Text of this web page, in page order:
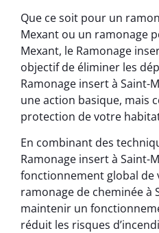
Que ce soit pour un
Mexant ou un ramonage
Mexant, le Ramonage
objectif de éliminer les
Ramonage insert à Saint-
une action basique, mais
protection de votre
En combinant des
Ramonage insert à Saint-
fonctionnement global de
ramonage de cheminée à
maintenir un
réduit les risques